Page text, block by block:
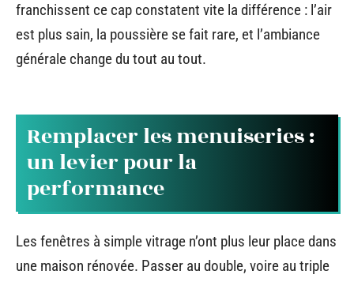
franchissent ce cap constatent vite la différence : l’air
est plus sain, la poussière se fait rare, et l’ambiance
générale change du tout au tout.
Remplacer les menuiseries :
un levier pour la
performance
Les fenêtres à simple vitrage n’ont plus leur place dans
une maison rénovée. Passer au double, voire au triple